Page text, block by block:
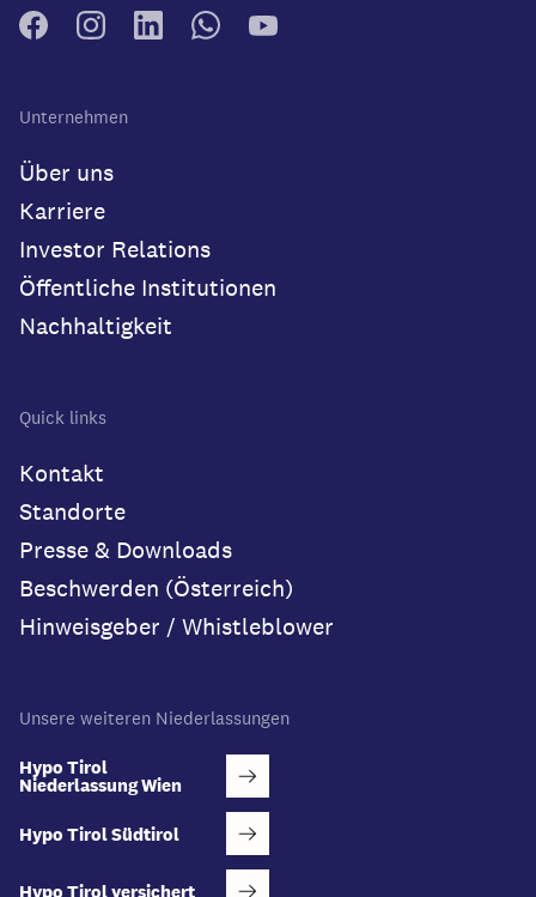
Unternehmen
Über uns
Karriere
Investor Relations
Öffentliche Institutionen
Nachhaltigkeit
Quick links
Kontakt
Standorte
Presse & Downloads
Beschwerden (Österreich)
Hinweisgeber / Whistleblower
Unsere weiteren Niederlassungen
Hypo Tirol
Niederlassung Wien
Hypo Tirol Südtirol
Hypo Tirol versichert